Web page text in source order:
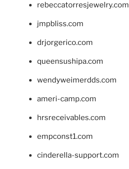
rebeccatorresjewelry.com
jmpbliss.com
drjorgerico.com
queensushipa.com
wendyweimerdds.com
ameri-camp.com
hrsreceivables.com
empconst1.com
cinderella-support.com